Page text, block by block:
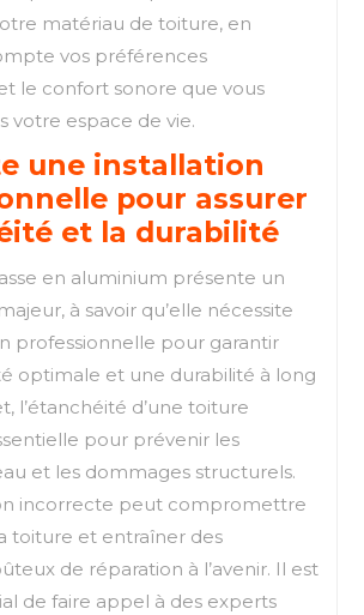
matériau de toiture, en
vos préférences
le confort sonore que vous
votre espace de vie.
une installation
pour assurer
et la durabilité
en aluminium présente un
à savoir qu’elle nécessite
professionnelle pour garantir
optimale et une durabilité à long
l’étanchéité d’une toiture
pour prévenir les
et les dommages structurels.
incorrecte peut compromettre
toiture et entraîner des
de réparation à l’avenir. Il est
de faire appel à des experts